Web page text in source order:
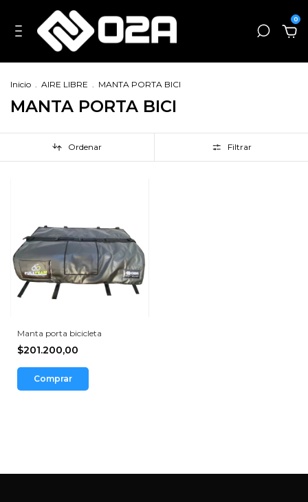
0
Inicio . AIRE LIBRE . MANTA PORTA BICI
MANTA PORTA BICI
Ordenar Filtrar
Manta porta bicicleta
$201.200,00
Comprar